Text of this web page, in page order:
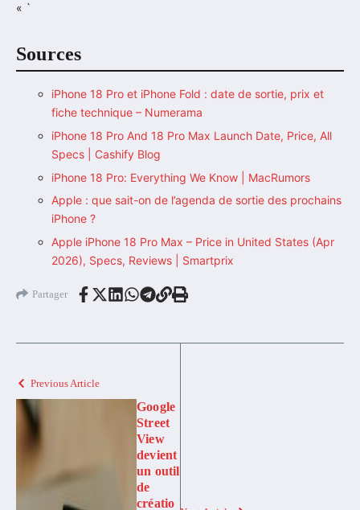
« `
Sources
iPhone 18 Pro et iPhone Fold : date de sortie, prix et
fiche technique – Numerama
iPhone 18 Pro And 18 Pro Max Launch Date, Price, All
Specs | Cashify Blog
iPhone 18 Pro: Everything We Know | MacRumors
Apple : que sait-on de l’agenda de sortie des prochains
iPhone ?
Apple iPhone 18 Pro Max – Price in United States (Apr
2026), Specs, Reviews | Smartprix
Partager
Previous Article
Google
Street
View
devient
un outil
de
créatio